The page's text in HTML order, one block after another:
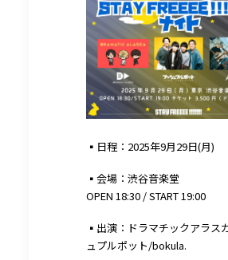
▪︎日程：2025年9月29日(月)
▪︎会場：渋谷音楽堂
OPEN 18:30 / START 19:00
▪︎出演：ドラマチックアラス
ュプルポット/bokula.